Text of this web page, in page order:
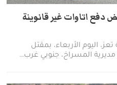
دفع اتاوات غير قانوينة
اليوم الأربعاء، بمقتل
المسراخ، جنوبي غرب…